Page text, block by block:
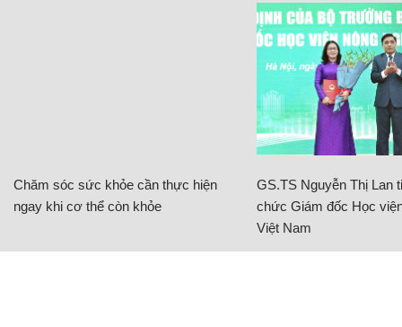
Chăm sóc sức khỏe cần thực hiện
ngay khi cơ thể còn khỏe
GS.TS Nguyễn Thị Lan
chức Giám đốc Học
Việt Nam